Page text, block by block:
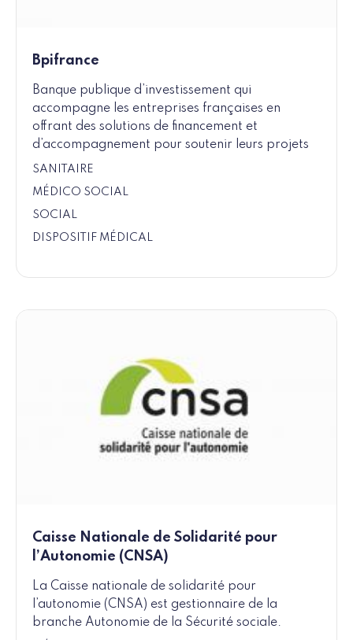
Bpifrance
Banque publique d’investissement qui
accompagne les entreprises françaises en
offrant des solutions de financement et
d’accompagnement pour soutenir leurs projets
SANITAIRE
MÉDICO SOCIAL
SOCIAL
DISPOSITIF MÉDICAL
Caisse Nationale de Solidarité pour
l’Autonomie (CNSA)
La Caisse nationale de solidarité pour
l’autonomie (CNSA) est gestionnaire de la
branche Autonomie de la Sécurité sociale.